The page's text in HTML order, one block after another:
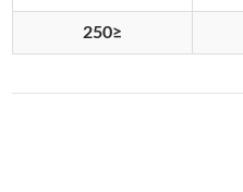
≤
250